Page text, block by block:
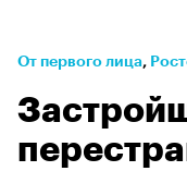
От первого лица⁠,